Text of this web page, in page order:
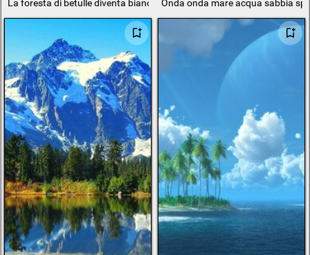
La foresta di betulle diventa bianca con tronchi sottili, riscalda il sole
Onda onda mare acqua sabbia